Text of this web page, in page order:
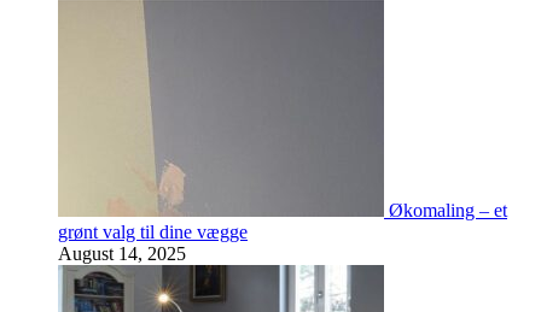
Økomaling – et
grønt valg til dine vægge
August 14, 2025